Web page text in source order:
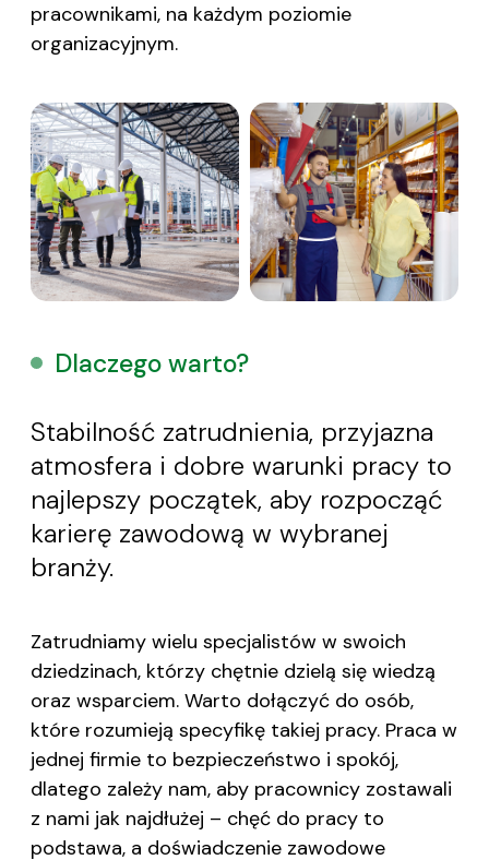
pracownikami, na każdym poziomie
organizacyjnym.
Dlaczego warto?
Stabilność zatrudnienia, przyjazna
atmosfera i dobre warunki pracy to
najlepszy początek, aby rozpocząć
karierę zawodową w wybranej
branży.
Zatrudniamy wielu specjalistów w swoich
dziedzinach, którzy chętnie dzielą się wiedzą
oraz wsparciem. Warto dołączyć do osób,
które rozumieją specyfikę takiej pracy. Praca w
jednej firmie to bezpieczeństwo i spokój,
dlatego zależy nam, aby pracownicy zostawali
z nami jak najdłużej – chęć do pracy to
podstawa, a doświadczenie zawodowe